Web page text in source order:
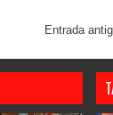
Entrada